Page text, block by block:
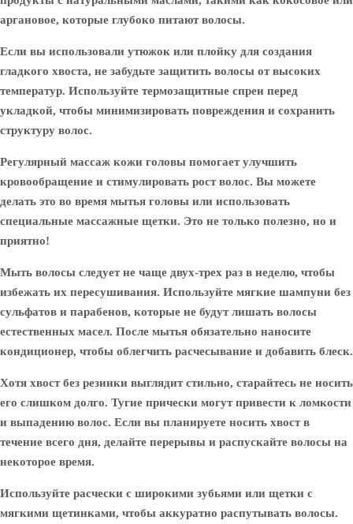
аргановое, которые глубоко питают волосы.
Если вы использовали утюжок или плойку для создания
гладкого хвоста, не забудьте защитить волосы от высоких
температур. Используйте термозащитные спреи перед
укладкой, чтобы минимизировать повреждения и сохранить
структуру волос.
Регулярный массаж кожи головы помогает улучшить
кровообращение и стимулировать рост волос. Вы можете
делать это во время мытья головы или использовать
специальные массажные щетки. Это не только полезно, но и
приятно!
Мыть волосы следует не чаще двух-трех раз в неделю, чтобы
избежать их пересушивания. Используйте мягкие шампуни без
сульфатов и парабенов, которые не будут лишать волосы
естественных масел. После мытья обязательно наносите
кондиционер, чтобы облегчить расчесывание и добавить блеск.
Хотя хвост без резинки выглядит стильно, старайтесь не носить
его слишком долго. Тугие прически могут привести к ломкости
и выпадению волос. Если вы планируете носить хвост в
течение всего дня, делайте перерывы и распускайте волосы на
некоторое время.
Используйте расчески с широкими зубьями или щетки с
мягкими щетинками, чтобы аккуратно распутывать волосы.